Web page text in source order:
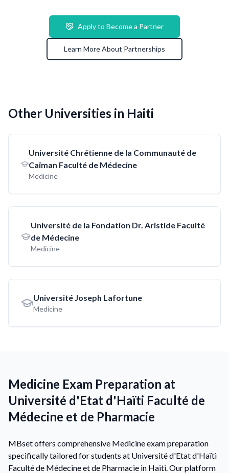
Apply to Become a Partner
Learn More About Partnerships
Other Universities in Haiti
Université Chrétienne de la Communauté de
Caïman Faculté de Médecine
Medicine
Université de la Fondation Dr. Aristide Faculté
de Médecine
Medicine
Université Joseph Lafortune
Medicine
Medicine Exam Preparation at
Université d'Etat d'Haïti Faculté de
Médecine et de Pharmacie
MBset offers comprehensive Medicine exam preparation
specifically tailored for students at Université d'Etat d'Haïti
Faculté de Médecine et de Pharmacie in Haiti. Our platform